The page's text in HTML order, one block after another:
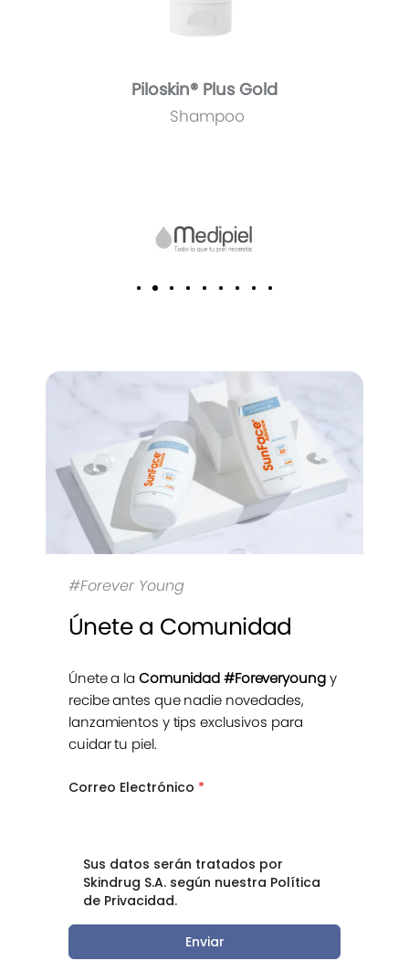
Piloskin® Plus Gold
Shampoo
#Forever Young
Únete a Comunidad
Únete a la Comunidad #Foreveryoungy
recibe antes que nadie novedades,
lanzamientos y tips exclusivos para
cuidar tu piel.
Correo Electrónico *
Sus datos serán tratados por
Skindrug S.A. según nuestra Política
de Privacidad.
Enviar